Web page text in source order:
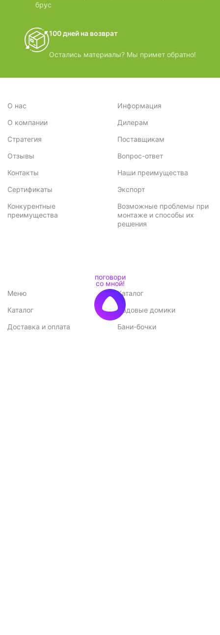
брус
100 дней на возврат
Остались материалы? Мы примет обратно!
О нас
О компании
Стратегия
Отзывы
Контакты
Сертификаты
Конкурентные
преимущества
Информация
Дилерам
Поставщикам
Вопрос-ответ
Наши преимущества
Экспорт
Возможные проблемы при
монтаже и способы их
решения
Меню
Каталог
Доставка и оплата
Каталог
Садовые домики
Бани-бочки